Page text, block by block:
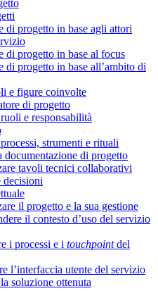
di progetto in base agli attori
di progetto in base al focus
di progetto in base all’ambito di
e figure coinvolte
di progetto
e responsabilità
strumenti e rituali
documentazione di progetto
tavoli tecnici collaborativi
decisioni
il progetto e la sua gestione
il contesto d’uso del servizio
i processi e i touchpointdel
l’interfaccia utente del servizio
soluzione ottenuta